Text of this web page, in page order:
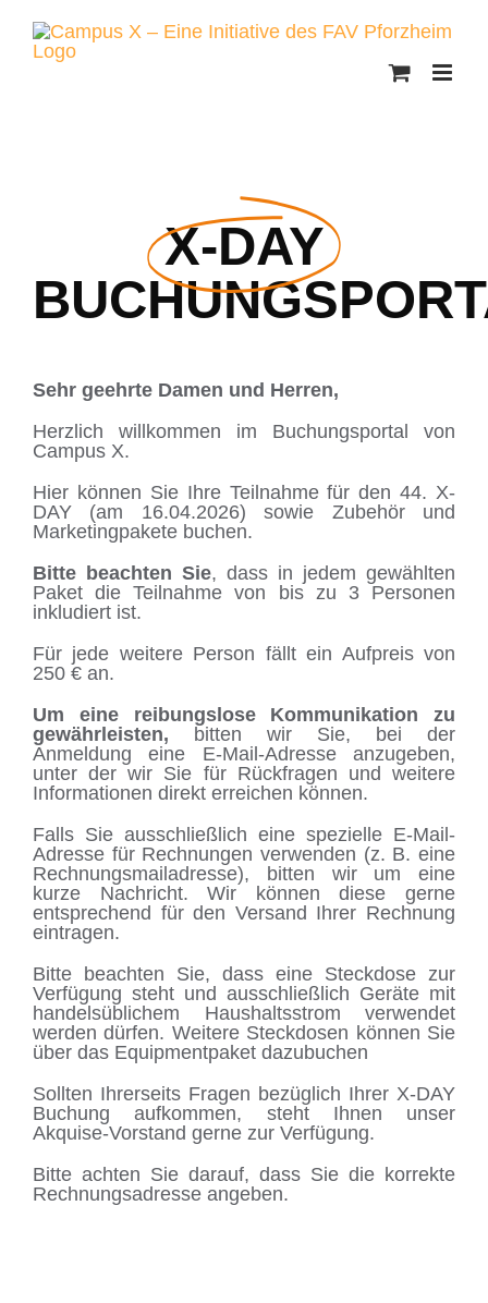
Skip
X-DAY
Sehr geehrte Damen und Herren,
Herzlich willkommen im Buchungsportal von
Campus X.
Hier können Sie Ihre Teilnahme für den 44. X-
DAY (am 16.04.2026) sowie Zubehör und
Marketingpakete buchen.
Bitte beachten Sie, dass in jedem gewählten
Paket die Teilnahme von bis zu 3 Personen
inkludiert ist.
Für jede weitere Person fällt ein Aufpreis von
250 € an.
Um eine reibungslose Kommunikation zu
gewährleisten, bitten wir Sie, bei der
Anmeldung eine E-Mail-Adresse anzugeben,
unter der wir Sie für Rückfragen und weitere
Informationen direkt erreichen können.
Falls Sie ausschließlich eine spezielle E-Mail-
Adresse für Rechnungen verwenden (z. B. eine
Rechnungsmailadresse), bitten wir um eine
kurze Nachricht. Wir können diese gerne
entsprechend für den Versand Ihrer Rechnung
eintragen.
Bitte beachten Sie, dass eine Steckdose zur
Verfügung steht und ausschließlich Geräte mit
handelsüblichem Haushaltsstrom verwendet
werden dürfen. Weitere Steckdosen können Sie
über das Equipmentpaket dazubuchen
Sollten Ihrerseits Fragen bezüglich Ihrer X-DAY
Buchung aufkommen, steht Ihnen unser
Akquise-Vorstand gerne zur Verfügung.
Bitte achten Sie darauf, dass Sie die korrekte
Rechnungsadresse angeben.